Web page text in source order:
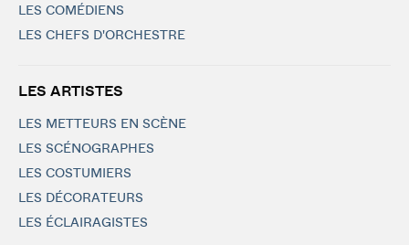
LES COMÉDIENS
LES CHEFS D'ORCHESTRE
LES ARTISTES
LES METTEURS EN SCÈNE
LES SCÉNOGRAPHES
LES COSTUMIERS
LES DÉCORATEURS
LES ÉCLAIRAGISTES